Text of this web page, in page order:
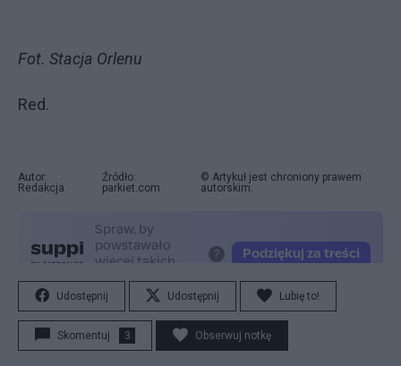
Fot. Stacja Orlenu
Red.
Autor:
Redakcja
Źródło:
parkiet.com
© Artykuł jest chroniony prawem
autorskim.
Udostępnij Udostępnij Lubię to!
Skomentuj 3 Obserwuj notkę